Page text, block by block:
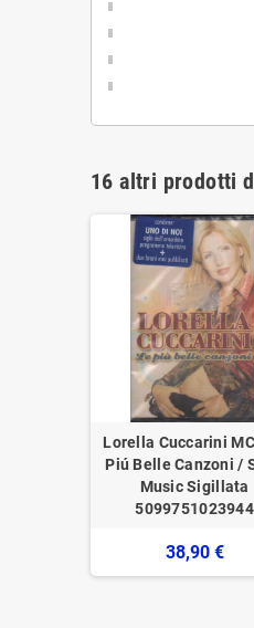
16 altri prodotti
Lorella Cuccarini
Piú Belle Canzoni /
Music Sigillata
5099751023944
38,90 €